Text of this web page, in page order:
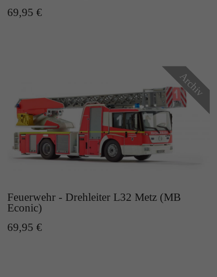
69,95 €
Archiv
Feuerwehr - Drehleiter L32 Metz (MB
Econic)
69,95 €